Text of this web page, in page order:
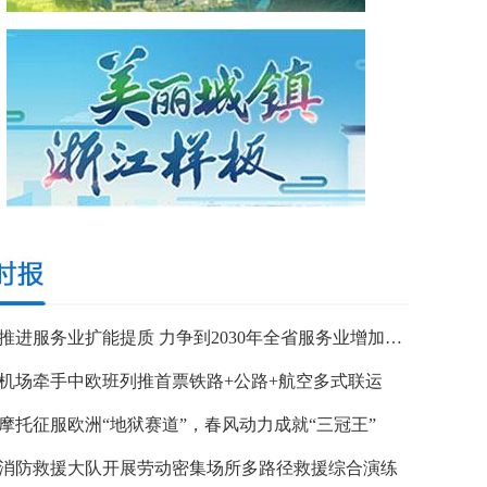
浙江推进服务业扩能提质 力争到2030年全省服务业增加值突破7万亿元
场牵手中欧班列推首票铁路+公路+航空多式联运
托征服欧洲“地狱赛道”，春风动力成就“三冠王”
防救援大队开展劳动密集场所多路径救援综合演练